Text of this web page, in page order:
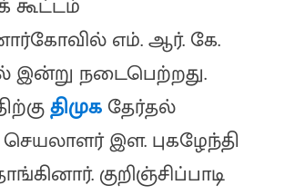
கூட்டம்
எம். ஆர். கே.
இன்று நடைபெற்றது.
திமுகதேர்தல்
இள. புகழேந்தி
குறிஞ்சிப்பாடி